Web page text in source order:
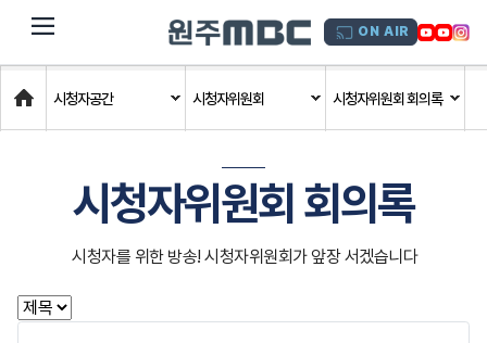
dehaze ON AIR
Home
시청자공간 시청자위원회 시청자위원회 회의록
시청자위원회 회의록
시청자를 위한 방송! 시청자위원회가 앞장 서겠습니다